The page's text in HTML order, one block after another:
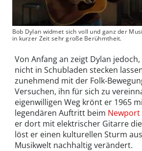
Bob Dylan widmet sich voll und ganz der
in kurzer Zeit sehr große Berühmtheit.
Von Anfang an zeigt Dylan
nicht in Schubladen stecken
zunehmend mit der Folk-
Versuchen, ihn für sich zu
eigenwilligen Weg krönt er 1965
legendären Auftritt beim Newport
er dort mit elektrischer Gitarre
löst er einen kulturellen Sturm
Musikwelt nachhaltig verändert.